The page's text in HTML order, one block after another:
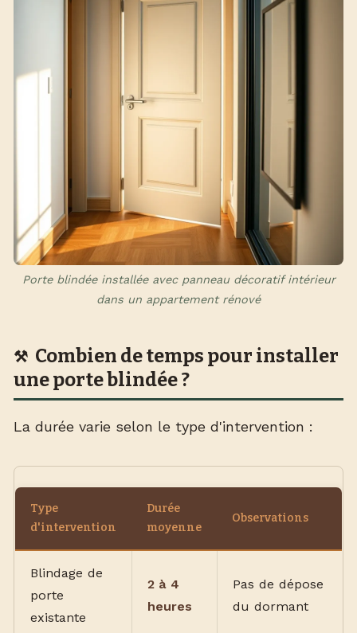
Porte blindée installée avec panneau décoratif intérieur
dans un appartement rénové
Combien de temps pour installer
une porte blindée ?
La durée varie selon le type d'intervention :
Type
d'intervention
Durée
moyenne
Observations
Blindage de
porte
existante
2 à 4
heures
Pas de dépose
du dormant